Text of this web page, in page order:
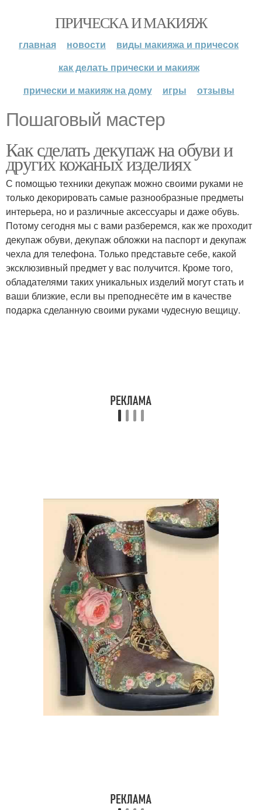
ПРИЧЕСКА И МАКИЯЖ
главная новости
виды макияжа и причесок
как делать прически и макияж
прически и макияж на дому
игры отзывы
Пошаговый мастер
Как сделать декупаж на обуви и
других кожаных изделиях
С помощью техники декупаж можно своими руками не
только декорировать самые разнообразные предметы
интерьера, но и различные аксессуары и даже обувь.
Потому сегодня мы с вами разберемся, как же проходит
декупаж обуви, декупаж обложки на паспорт и декупаж
чехла для телефона. Только представьте себе, какой
эксклюзивный предмет у вас получится. Кроме того,
обладателями таких уникальных изделий могут стать и
ваши близкие, если вы преподнесёте им в качестве
подарка сделанную своими руками чудесную вещицу.